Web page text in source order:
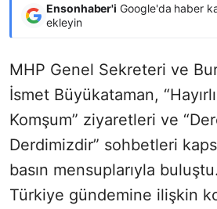
Ensonhaber'i Google'da haber
ekleyin
MHP Genel Sekreteri ve
İsmet Büyükataman,
Komşum” ziyaretleri ve
Derdimizdir” sohbetleri
basın mensuplarıyla
Türkiye gündemine ilişkin